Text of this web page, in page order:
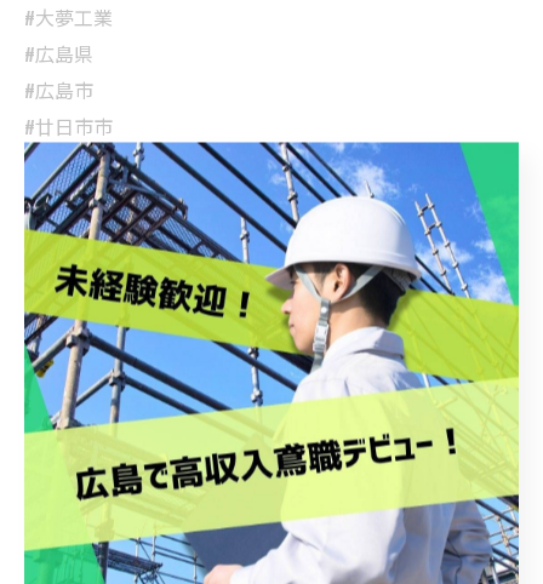
#大夢工業
#広島県
#広島市
#廿日市市
#足場工事
鳶職
求人募集
協力業者募集
建設業
足場のことなら何でもご相談ください
< 前のページ 一覧に戻る 次のページ >